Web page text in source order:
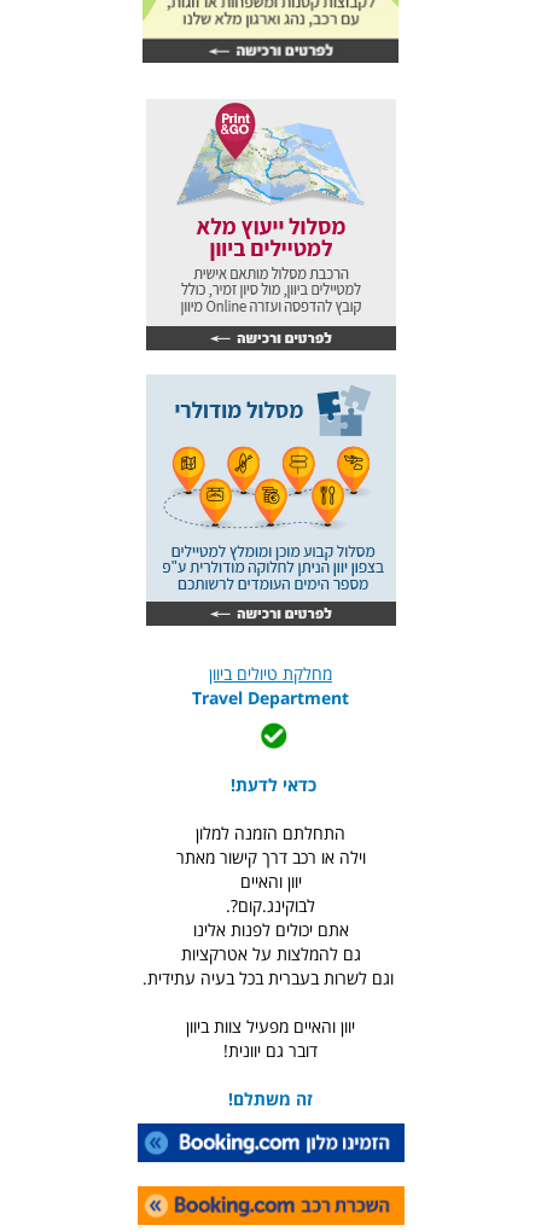
מחלקת טיולים ביוון
Travel Department
כדאי לדעת!
התחלתם הזמנה למלון
וילה או רכב דרך קישור מאתר
יוון והאיים
לבוקינג.קום?.
אתם יכולים לפנות אלינו
גם להמלצות על אטרקציות
וגם לשרות בעברית בכל בעיה עתידית.
יוון והאיים מפעיל צוות ביוון
דובר גם יוונית!
זה משתלם!